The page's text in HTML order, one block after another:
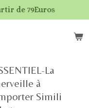
de 79Euros
La
à
Simili